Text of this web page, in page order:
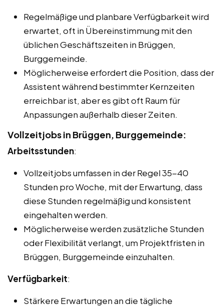
Regelmäßige und planbare Verfügbarkeit wird
erwartet, oft in Übereinstimmung mit den
üblichen Geschäftszeiten in Brüggen,
Burggemeinde.
Möglicherweise erfordert die Position, dass der
Assistent während bestimmter Kernzeiten
erreichbar ist, aber es gibt oft Raum für
Anpassungen außerhalb dieser Zeiten.
Vollzeitjobs in Brüggen, Burggemeinde:
Arbeitsstunden:
Vollzeitjobs umfassen in der Regel 35-40
Stunden pro Woche, mit der Erwartung, dass
diese Stunden regelmäßig und konsistent
eingehalten werden.
Möglicherweise werden zusätzliche Stunden
oder Flexibilität verlangt, um Projektfristen in
Brüggen, Burggemeinde einzuhalten.
Verfügbarkeit:
Stärkere Erwartungen an die tägliche